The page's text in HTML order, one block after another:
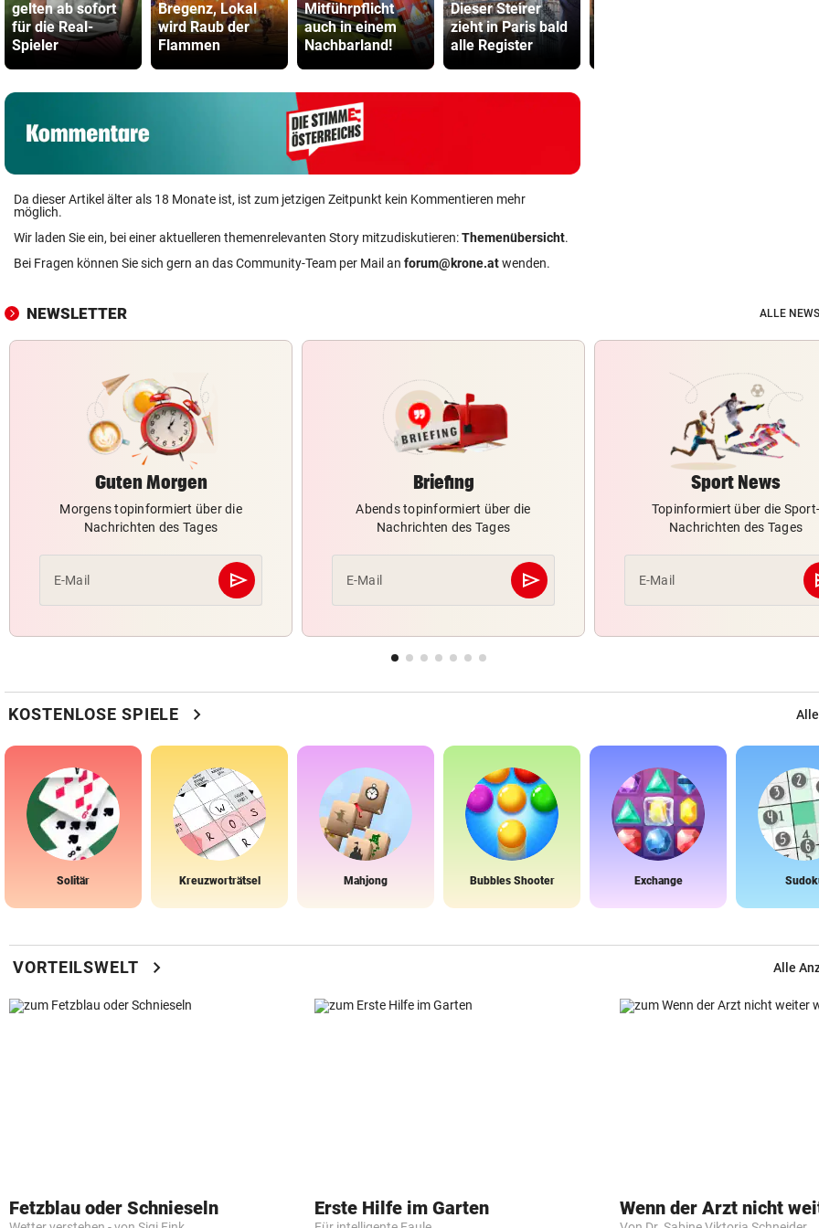
gelten ab sofort
für die Real-
Spieler
Bregenz, Lokal
wird Raub der
Flammen
Mitführpflicht
auch in einem
Nachbarland!
Dieser Steirer
zieht in Paris bald
alle Register
Da dieser Artikel älter als 18 Monate ist, ist zum jetzigen Zeitpunkt kein Kommentieren mehr
möglich.
Wir laden Sie ein, bei einer aktuelleren themenrelevanten Story mitzudiskutieren:Themenübersicht.
Bei Fragen können Sie sich gern an das Community-Team per Mail an forum@krone.atwenden.
NEWSLETTER ALLE
Guten Morgen
Morgens topinformiert über die
Nachrichten des Tages
E-Mail send
Abschicken
Briefing
Abends topinformiert über die
Nachrichten des Tages
E-Mail send
Abschicken
Sport News
Topinformiert über die Sport-
Nachrichten des Tages
E-Mail
KOSTENLOSE SPIELE chevron_right
Solitär Kreuzworträtsel Mahjong Bubbles Shooter Exchange
VORTEILSWELT chevron_right Alle
Fetzblau oder Schnieseln Erste Hilfe im Garten Wenn der Arzt nicht